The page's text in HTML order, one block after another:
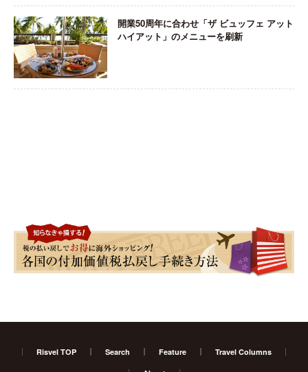
開業50周年に合わせ「ザ ビュッフェ アット
ハイアット」のメニューを刷新
Risvel TOP Search Feature Travel Columns